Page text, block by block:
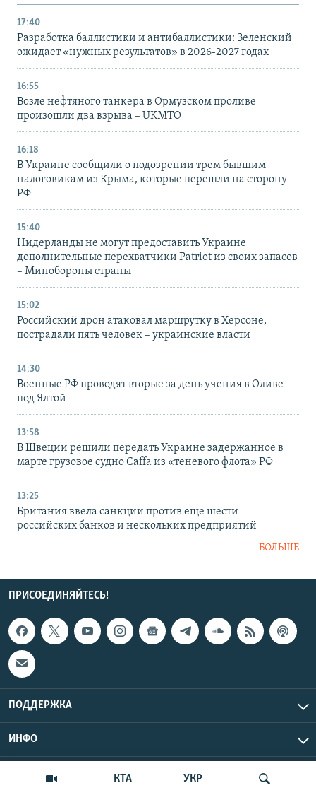
КТА УКР
17:40
Разработка баллистики и антибаллистики: Зеленский
ожидает «нужных результатов» в 2026-2027 годах
16:55
Возле нефтяного танкера в Ормузском проливе
произошли два взрыва – UKMTO
16:18
В Украине сообщили о подозрении трем бывшим
налоговикам из Крыма, которые перешли на сторону
РФ
15:40
Нидерланды не могут предоставить Украине
дополнительные перехватчики Patriot из своих запасов
– Минобороны страны
15:02
Российский дрон атаковал маршрутку в Херсоне,
пострадали пять человек – украинские власти
14:30
Военные РФ проводят вторые за день учения в Оливе
под Ялтой
13:58
В Швеции решили передать Украине задержанное в
марте грузовое судно Caffa из «теневого флота» РФ
13:25
Британия ввела санкции против еще шести
российских банков и нескольких предприятий
БОЛЬШЕ
ПРИСОЕДИНЯЙТЕСЬ!
ПОДДЕРЖКА
ИНФО
Copyright Крым.Реалии, 2026 | Все права защищены.
UTC+3